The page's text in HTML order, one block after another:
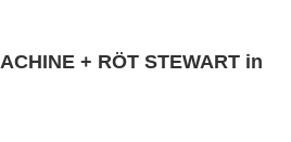
+ RÖT STEWART in